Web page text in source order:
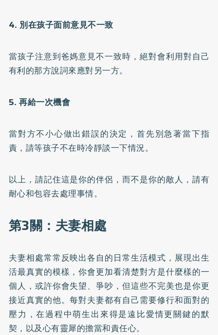
4. 別在孩子面前意見不一致
當孩子注意到爸媽意見不一致時，絕對會利用對自己
有利的那方說詞來應對另一方。
5. 再給一次機會
當對方不小心做出錯誤的決定，首先別急著當下指
責，請等孩子不在時冷靜談一下情況。
以上，請記住這是你的伴侶，而不是你的敵人，請有
耐心和包容去處理事情。
第3關：夫妻相處
夫妻相處常常反映出各自的日常生活模式，展現出生
活最真實的模樣，你會更加看清楚對方是什麼樣的一
個人，或許你會失望、爭吵，但這些不完美也是你更
接近真實的他。每對夫妻都有自己需要修行和面對的
壓力，在過程中萌生出來得是遠比愛情更關鍵的默
契，以及心有靈犀的擔當和責任心。